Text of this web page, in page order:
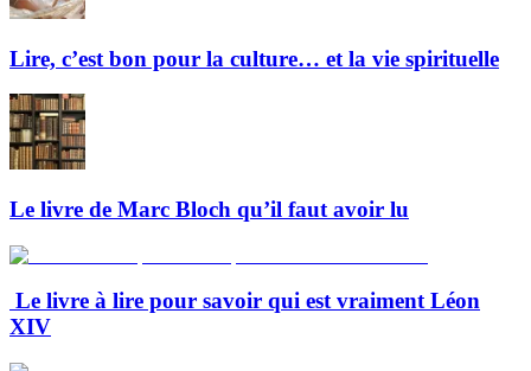
Lire, c’est bon pour la culture… et la vie spirituelle
Le livre de Marc Bloch qu’il faut avoir lu
Le livre à lire pour savoir qui est vraiment Léon
XIV